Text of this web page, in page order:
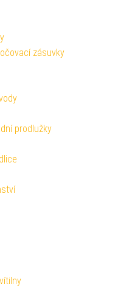
zásuvky
prodlužky